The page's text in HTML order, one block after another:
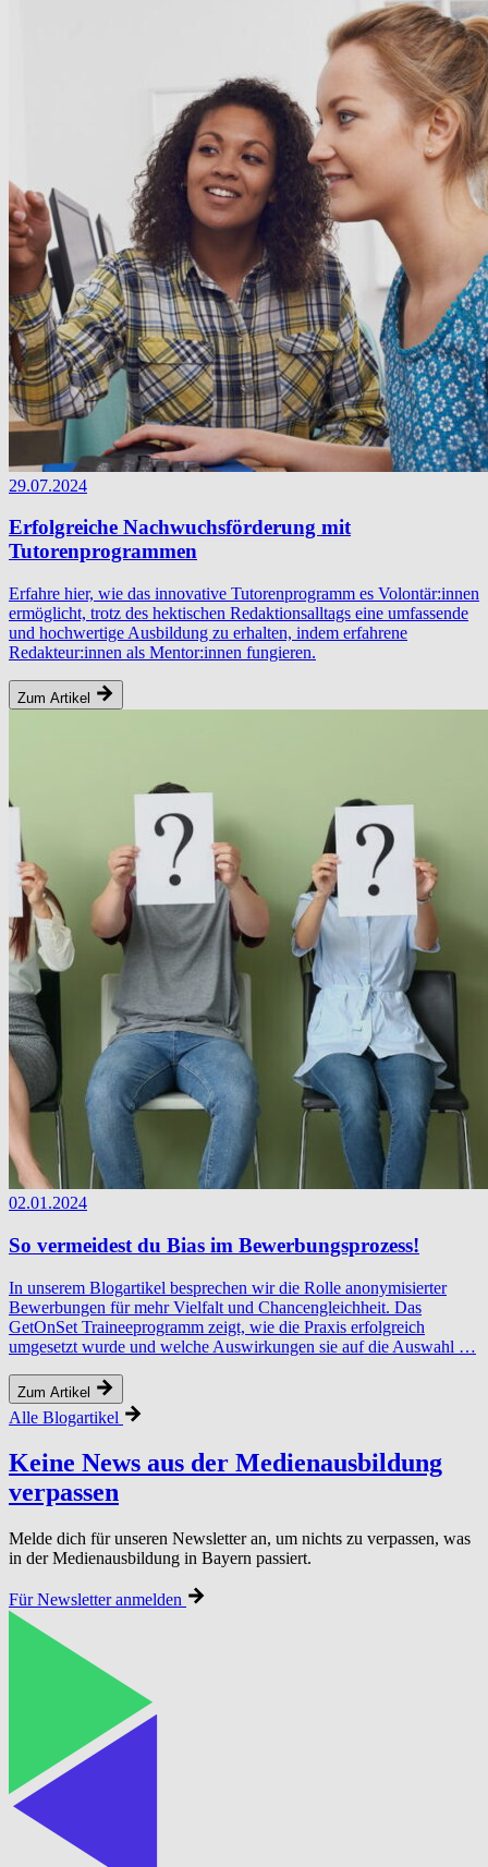
29.07.2024
Erfolgreiche Nachwuchsförderung mit
Tutorenprogrammen
Erfahre hier, wie das innovative Tutorenprogramm es Volontär:innen
ermöglicht, trotz des hektischen Redaktionsalltags eine umfassende
und hochwertige Ausbildung zu erhalten, indem erfahrene
Redakteur:innen als Mentor:innen fungieren.
Zum Artikel
02.01.2024
So vermeidest du Bias im Bewerbungsprozess!
In unserem Blogartikel besprechen wir die Rolle anonymisierter
Bewerbungen für mehr Vielfalt und Chancengleichheit. Das
GetOnSet Traineeprogramm zeigt, wie die Praxis erfolgreich
umgesetzt wurde und welche Auswirkungen sie auf die Auswahl …
Zum Artikel
Alle Blogartikel
Keine News aus der Medi­en­aus­bil­dung
verpassen
Melde dich für unseren Newsletter an, um nichts zu verpassen, was
in der Medienausbildung in Bayern passiert.
Für Newsletter anmelden